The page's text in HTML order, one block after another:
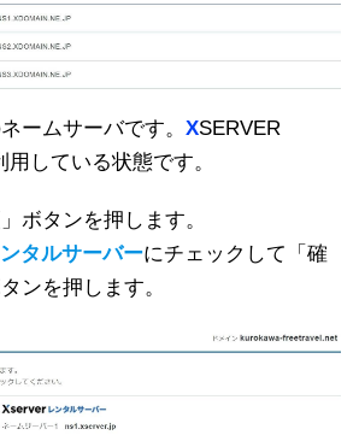
ームサーバです。 XSERVER
用している状態です。
ボタンを押します。
タルサーバーにチェックして「確
ンを押します。